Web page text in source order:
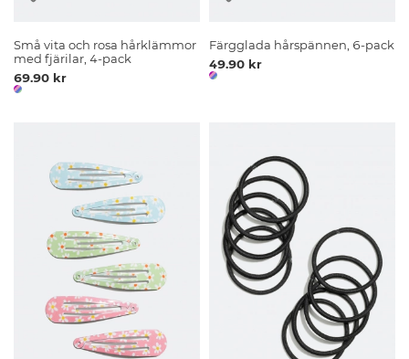
Små vita och rosa hårklämmor
med fjärilar, 4-pack
69.90 kr
Färgglada hårspännen, 6-pack
49.90 kr